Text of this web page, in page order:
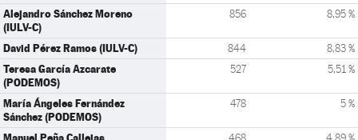
Alejandro Sánchez Moreno
(IULV-C)
856 8,95 %
David Pérez Ramos (IULV-C) 844 8,83 %
Teresa García Azcarate
(PODEMOS)
527 5,51 %
María Ángeles Fernández
Sánchez (PODEMOS)
478 5 %